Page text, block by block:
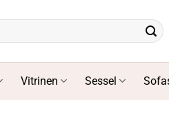
Vitrinen Sessel